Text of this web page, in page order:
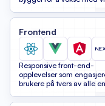
Frontend
Responsive front-end-
opplevelser som
brukere på tvers av alle